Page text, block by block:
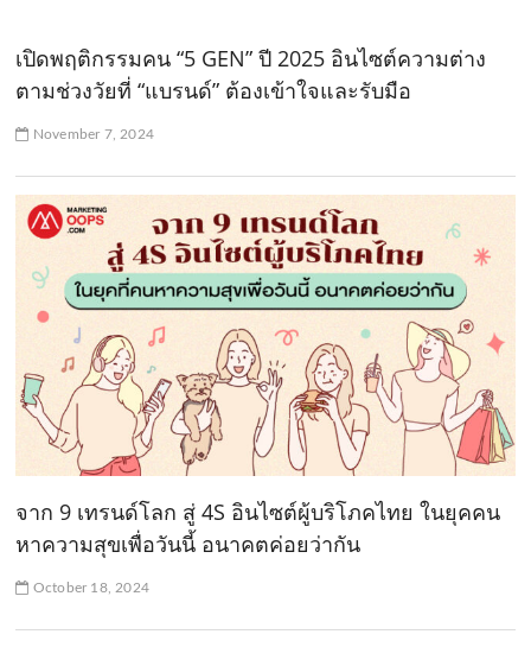
เปิดพฤติกรรมคน “5 GEN” ปี 2025 อินไซต์ความต่าง
ตามช่วงวัยที่ “แบรนด์” ต้องเข้าใจและรับมือ
November 7, 2024
จาก 9 เทรนด์โลก สู่ 4S อินไซต์ผู้บริโภคไทย ในยุคคน
หาความสุขเพื่อวันนี้ อนาคตค่อยว่ากัน
October 18, 2024